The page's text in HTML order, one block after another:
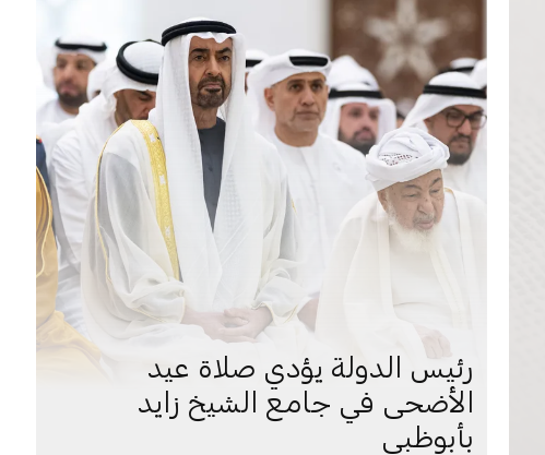
رئيس الدولة يؤدي صلاة عيد
الأضحى في جامع الشيخ زايد
بأبوظبي